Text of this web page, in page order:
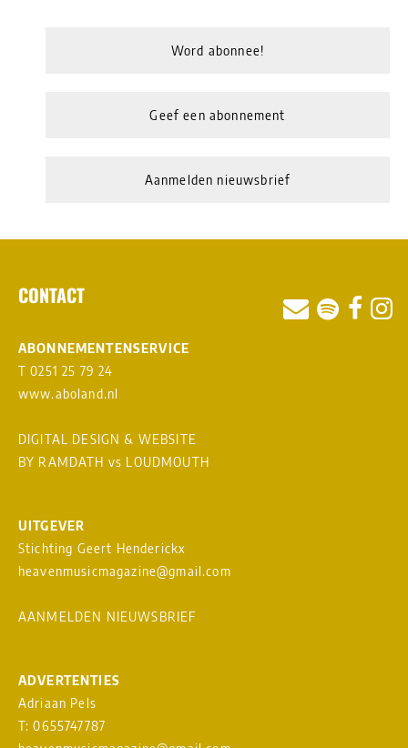
Word abonnee!
Geef een abonnement
Aanmelden nieuwsbrief
CONTACT
ABONNEMENTENSERVICE
T 0251 25 79 24
www.aboland.nl
DIGITAL DESIGN & WEBSITE
BY RAMDATH vs LOUDMOUTH
UITGEVER
Stichting Geert Henderickx
heavenmusicmagazine@gmail.com
AANMELDEN NIEUWSBRIEF
ADVERTENTIES
Adriaan Pels
T: 0655747787